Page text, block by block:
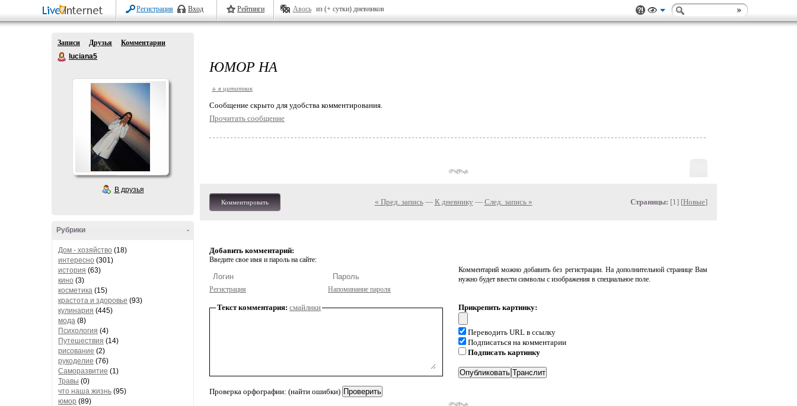
Регистрация Вход Рейтинги Авось из (+ сутки) дневников
Записи Друзья
Комментарии
luciana5
В друзья
-
Рубрики
Дом - хозяйство (18)
интересно (301)
история (63)
кино (3)
косметика (15)
крастота и здоровье (93)
кулинария (445)
мода (8)
Психология (4)
Путешествия (14)
рисование (2)
рукоделие (76)
Саморазвитие (1)
Травы (0)
что наша жизнь (95)
юмор (89)
ЮМОР НА
+ в цитатник
Cообщение скрыто для удобства комментирования.
Прочитать сообщение
Комментировать « Пред. запись— К дневнику — След. запись » Страницы: [1] [Новые]
Добавить комментарий:
Введите свое имя и пароль на сайте:
Регистрация Напоминание пароля
Комментарий можно добавить без регистрации. На дополнительной странице Вам
нужно будет ввести символы с изображения в специальное поле.
Текст комментария: смайлики
Проверка орфографии: (найти ошибки)
Прикрепить картинку:
Переводить URL в ссылку
Подписаться на комментарии
Подписать картинку